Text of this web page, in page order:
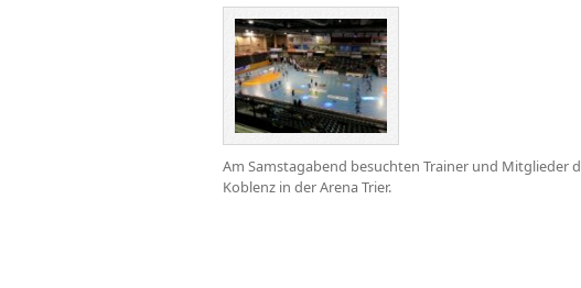
Am Samstagabend besuchten Trainer und Mitglieder
Koblenz in der Arena Trier.